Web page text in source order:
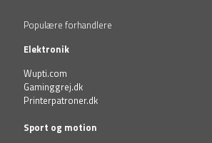
Populære forhandlere
Elektronik
Wupti.com
Gaminggrej.dk
Printerpatroner.dk
Sport og motion